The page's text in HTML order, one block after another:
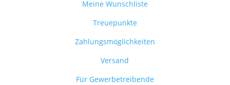
Meine Wunschliste
Treuepunkte
Zahlungsmöglichkeiten
Versand
Für Gewerbetreibende